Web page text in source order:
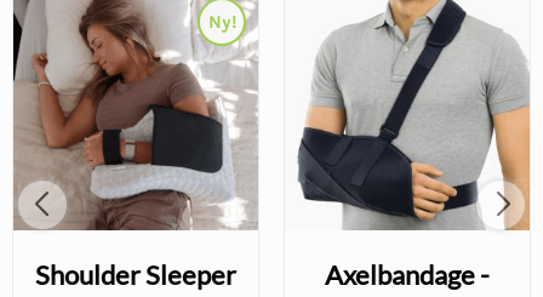
Ny!
Shoulder Sleeper
Axelbandage -